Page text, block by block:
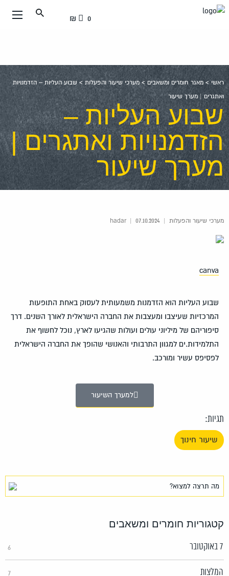
עבור
0 ₪
ראשי> מאגר חומרים ומשאבים >מערכי שיעור והפעלות > שבוע העליות – הזדמנויות
ואתגרים | מערך שיעור
שבוע העליות –
הזדמנויות ואתגרים |
מערך שיעור
מערכי שיעור והפעלות 07.10.2024
canva
שבוע העליות הוא הזדמנות משמעותית לעסוק באחת התופעות
המרכזיות שעיצבו ומעצבות את החברה הישראלית לאורך השנים. דרך
סיפוריהם של מיליוני עולים ועולות שהגיעו לארץ, נוכל לחשוף את
התלמידות.ים למגוון התרבותי והאנושי שהופך את החברה הישראלית
לפסיפס עשיר ומורכב.
למערך השיעור
תגיות:
שיעור חינוך
קטגוריות חומרים ומשאבים
7 באוקטובר 6
המלצות 7